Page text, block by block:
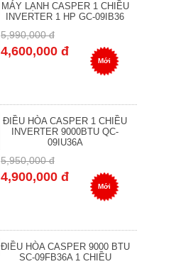
MÁY LẠNH CASPER 1 CHIỀU
INVERTER 1 HP GC-09IB36
5,990,000 đ
4,600,000 đ
Mới
ĐIỀU HÒA CASPER 1 CHIỀU
INVERTER 9000BTU QC-
09IU36A
5,950,000 đ
4,900,000 đ
Mới
ĐIỀU HÒA CASPER 9000 BTU
SC-09FB36A 1 CHIỀU